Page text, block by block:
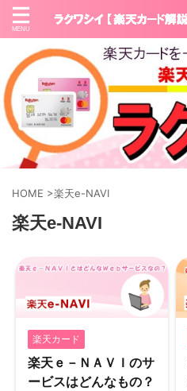
HOME >楽天e-NAVI
楽天e-NAVI
楽天カード
楽天ｅ－ＮＡＶＩのサ
ービスはどんなもの？